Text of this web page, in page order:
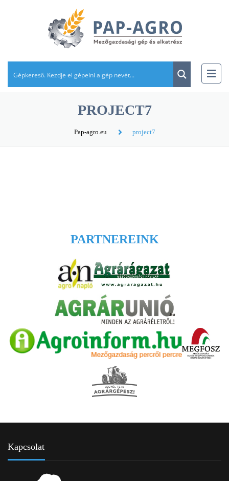
PROJECT7
Pap-agro.eu project7
PARTNEREINK
Kapcsolat